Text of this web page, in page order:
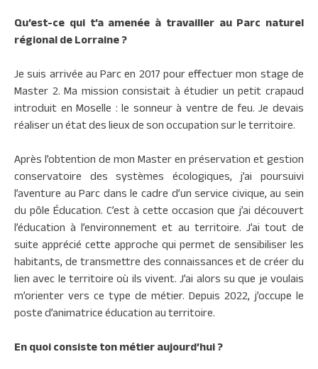
Qu’est-ce qui t’a amenée à travailler au Parc naturel
régional de Lorraine ?
Je suis arrivée au Parc en 2017 pour effectuer mon stage de
Master 2. Ma mission consistait à étudier un petit crapaud
introduit en Moselle : le sonneur à ventre de feu. Je devais
réaliser un état des lieux de son occupation sur le territoire.
Après l’obtention de mon Master en préservation et gestion
conservatoire des systèmes écologiques, j’ai poursuivi
l’aventure au Parc dans le cadre d’un service civique, au sein
du pôle Éducation. C’est à cette occasion que j’ai découvert
l’éducation à l’environnement et au territoire. J’ai tout de
suite apprécié cette approche qui permet de sensibiliser les
habitants, de transmettre des connaissances et de créer du
lien avec le territoire où ils vivent. J’ai alors su que je voulais
m’orienter vers ce type de métier. Depuis 2022, j’occupe le
poste d’animatrice éducation au territoire.
En quoi consiste ton métier aujourd’hui ?